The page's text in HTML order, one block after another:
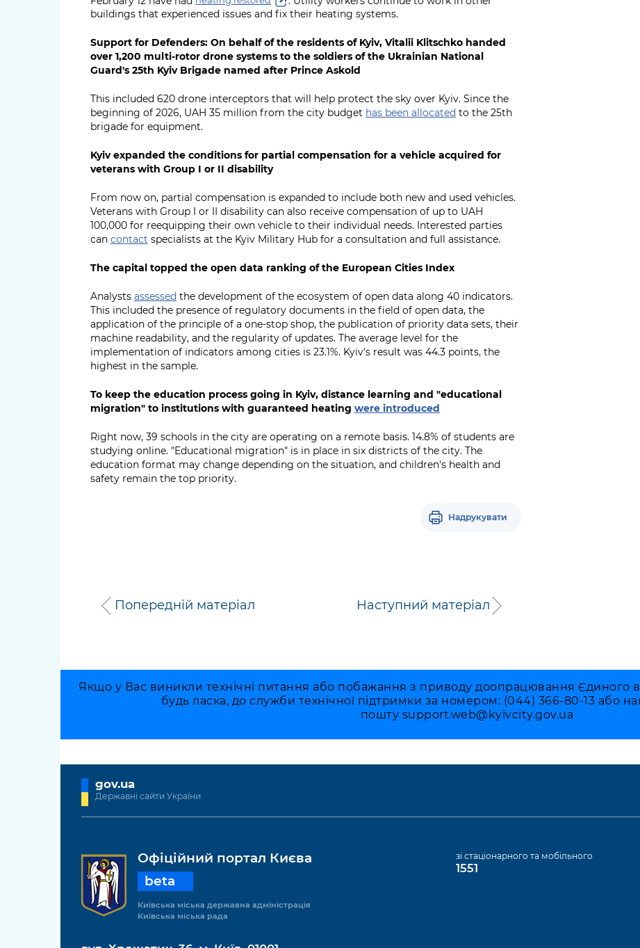
buildings that experienced issues and fix their heating systems.
Support for Defenders: On behalf of the residents of Kyiv, Vitalii Klitschko handed
over 1,200 multi-rotor drone systems to the soldiers of the Ukrainian National
Guard's 25th Kyiv Brigade named after Prince Askold
This included 620 drone interceptors that will help protect the sky over Kyiv. Since the
beginning of 2026, UAH 35 million from the city budget has been allocated to the 25th
brigade for equipment.
Kyiv expanded the conditions for partial compensation for a vehicle acquired for
veterans with Group I or II disability
From now on, partial compensation is expanded to include both new and used vehicles.
Veterans with Group I or II disability can also receive compensation of up to UAH
100,000 for reequipping their own vehicle to their individual needs. Interested parties
can contact specialists at the Kyiv Military Hub for a consultation and full assistance.
The capital topped the open data ranking of the European Cities Index
Analysts assessed the development of the ecosystem of open data along 40 indicators.
This included the presence of regulatory documents in the field of open data, the
application of the principle of a one-stop shop, the publication of priority data sets, their
machine readability, and the regularity of updates. The average level for the
implementation of indicators among cities is 23.1%. Kyiv's result was 44.3 points, the
highest in the sample.
To keep the education process going in Kyiv, distance learning and "educational
migration" to institutions with guaranteed heating were introduced
Right now, 39 schools in the city are operating on a remote basis. 14.8% of students are
studying online. "Educational migration" is in place in six districts of the city. The
education format may change depending on the situation, and children's health and
safety remain the top priority.
Надрукувати
Попередній матеріал Наступний матеріал
Якщо у Вас виникли технічні питання або побажання з приводу доопрацювання Єдиного
будь ласка, до служби технічної підтримки за номером: (044) 366-80-13 або
пошту support.web@kyivcity.gov.ua
gov.ua
Державні сайти України
Офіційний портал Києва
beta
Київська міська державна адміністрація
Київська міська рада
зі стаціонарного та мобільного
1551